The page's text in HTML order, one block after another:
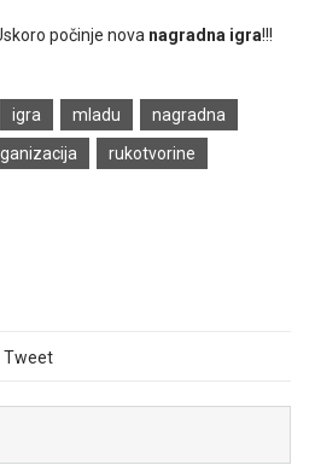
počinje nova nagradna igra!!!
igra mladu
nagradna
rukotvorine
Tweet